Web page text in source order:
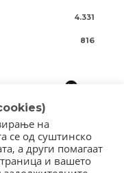
4.331
816
на
се од суштинско
а други помагаат
и вашето